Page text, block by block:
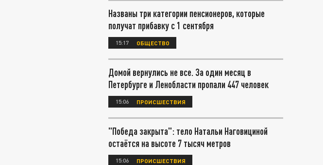
Названы три категории пенсионеров, которые
получат прибавку с 1 сентября
15:17 ОБЩЕСТВО
Домой вернулись не все. За один месяц в
Петербурге и Ленобласти пропали 447 человек
15:06 ПРОИСШЕСТВИЯ
"Победа закрыта": тело Натальи Наговициной
остаётся на высоте 7 тысяч метров
15:06 ПРОИСШЕСТВИЯ